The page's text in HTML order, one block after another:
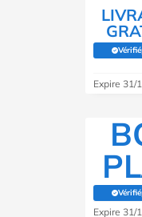
Vérifié
Expire 31/
Vérifié
Expire 31/